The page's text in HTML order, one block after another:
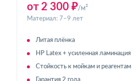
от 2 300 ₽/м²
Материал: 7–9 лет
Литая плёнка
HP Latex + усиленная ламинация
Стойкость к мойкам и реагентам